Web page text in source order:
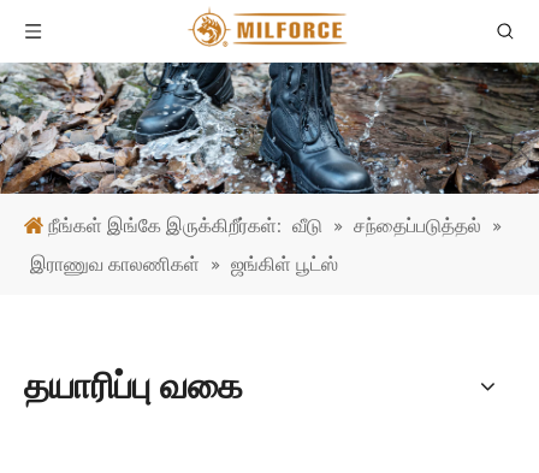
நீங்கள் இங்கே இருக்கிறீர்கள்: வீடு » சந்தைப்படுத்தல் »
இராணுவ காலணிகள் » ஜங்கிள் பூட்ஸ்
தயாரிப்பு வகை